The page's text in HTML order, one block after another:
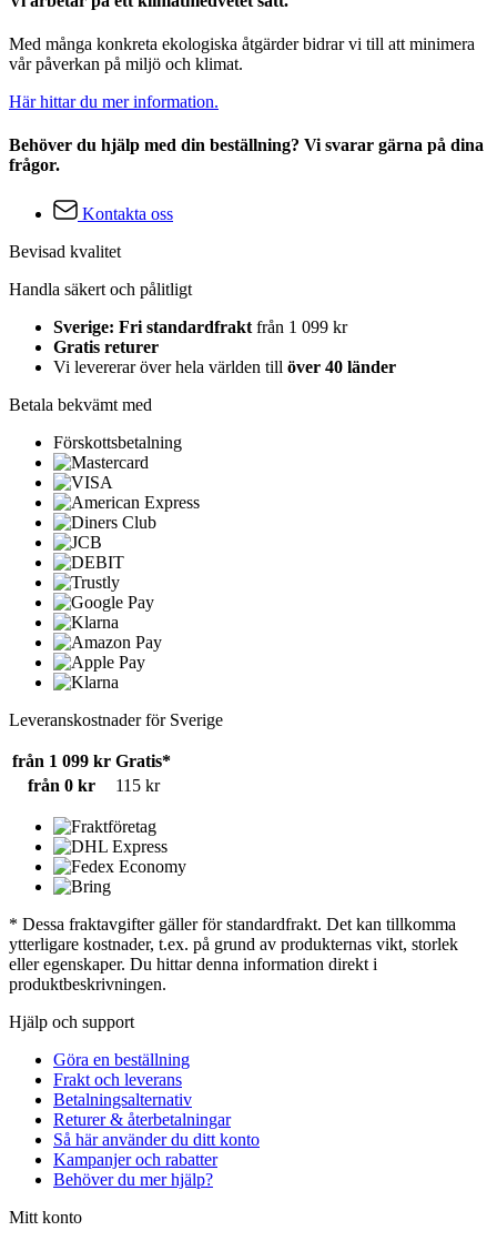
Med många konkreta ekologiska åtgärder bidrar vi till att minimera
vår påverkan på miljö och klimat.
Här hittar du mer information.
Behöver du hjälp med din beställning? Vi svarar gärna på dina
frågor.
Kontakta oss
Bevisad kvalitet
Handla säkert och pålitligt
Sverige: Fri standardfrakt från 1 099 kr
Gratis returer
Vi levererar över hela världen till över 40 länder
Betala bekvämt med
Förskottsbetalning
Leveranskostnader för Sverige
från 1 099 kr Gratis*
från 0 kr
115 kr
* Dessa fraktavgifter gäller för standardfrakt. Det kan tillkomma
ytterligare kostnader, t.ex. på grund av produkternas vikt, storlek
eller egenskaper. Du hittar denna information direkt i
produktbeskrivningen.
Hjälp och support
Göra en beställning
Frakt och leverans
Betalningsalternativ
Returer & återbetalningar
Så här använder du ditt konto
Kampanjer och rabatter
Behöver du mer hjälp?
Mitt konto